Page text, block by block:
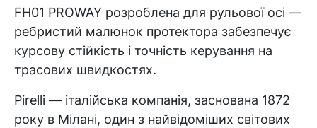
FH01 PROWAY розроблена для рульової осі —
ребристий малюнок протектора забезпечує
курсову стійкість і точність керування на
трасових швидкостях.
Pirelli — італійська компанія, заснована 1872
року в Мілані, один з найвідоміших світових